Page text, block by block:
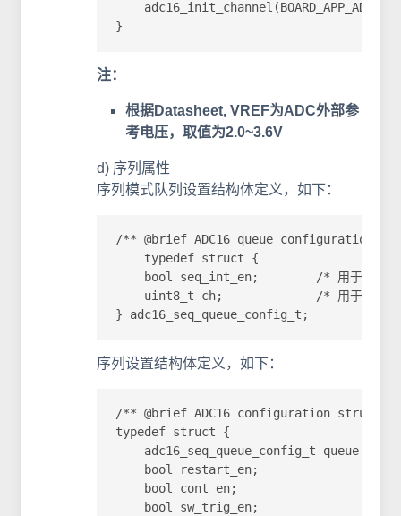
}
注：
根据Datasheet, VREF为ADC外部参
考电压，取值为2.0~3.6V
d) 序列属性
序列模式队列设置结构体定义，如下：
/** @brief ADC16 queue configuration
    typedef struct {
bool seq_int_en;        /* 用于设置序
uint8_t ch;             /* 用于指定序
} adc16_seq_queue_config_t;
序列设置结构体定义，如下：
/** @brief ADC16 configuration struct
typedef struct {
adc16_seq_queue_config_t
bool restart_en;
bool cont_en;
bool sw_trig_en;